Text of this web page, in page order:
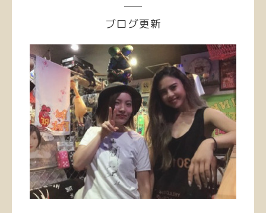
ブログ更新